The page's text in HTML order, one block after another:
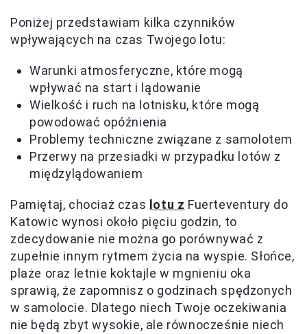
Poniżej przedstawiam kilka czynników
wpływających na czas Twojego lotu:
Warunki atmosferyczne, które mogą
wpływać na start i lądowanie
Wielkość i ruch na lotnisku, które mogą
powodować opóźnienia
Problemy techniczne związane z samolotem
Przerwy na przesiadki w przypadku lotów z
międzylądowaniem
Pamiętaj, chociaż czas lotu z Fuerteventury do
Katowic wynosi około pięciu godzin, to
zdecydowanie nie można go porównywać z
zupełnie innym rytmem życia na wyspie. Słońce,
plaże oraz letnie koktajle w mgnieniu oka
sprawią, że zapomnisz o godzinach spędzonych
w samolocie. Dlatego niech Twoje oczekiwania
nie będą zbyt wysokie, ale równocześnie niech